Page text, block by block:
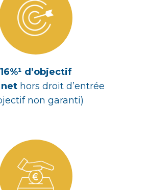
16%¹ d’objectif
nethors droit d’entrée
non garanti)